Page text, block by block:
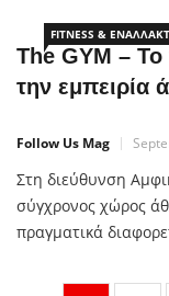
Εταιρεία Ψυχικής
FITNESS &
The GYM – Το
την εμπειρία
Follow Us Mag
Στη διεύθυνση
σύγχρονος χώρος
πραγματικά
γυμναστές, το The